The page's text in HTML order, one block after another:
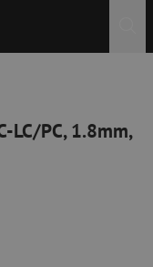
LC/PC, 1.8mm,